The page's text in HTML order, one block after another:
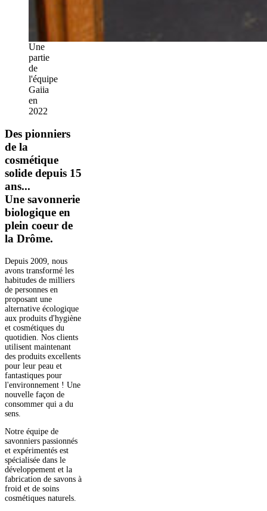
Une
partie
de
l'équipe
Gaiia
en
2022
Des pionniers
de la
cosmétique
solide depuis 15
ans...
Une savonnerie
biologique en
plein coeur de
la Drôme.
Depuis 2009, nous
avons transformé les
habitudes de milliers
de personnes en
proposant une
alternative écologique
aux produits d'hygiène
et cosmétiques du
quotidien. Nos clients
utilisent maintenant
des produits excellents
pour leur peau et
fantastiques pour
l'environnement ! Une
nouvelle façon de
consommer qui a du
sens.
Notre équipe de
savonniers passionnés
et expérimentés est
spécialisée dans le
développement et la
fabrication de savons à
froid et de soins
cosmétiques naturels.